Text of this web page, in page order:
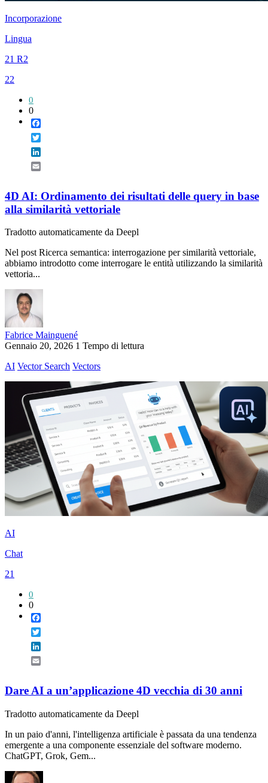
Incorporazione
Lingua
21 R2
22
0
0
4D AI: Ordinamento dei risultati delle query in base
alla similarità vettoriale
Tradotto automaticamente da Deepl
Nel post Ricerca semantica: interrogazione per similarità vettoriale,
abbiamo introdotto come interrogare le entità utilizzando la similarità
vettoria...
Fabrice Mainguené
Gennaio 20, 2026 1 Tempo di lettura
AI Vector Search Vectors
AI
Chat
21
0
0
Dare AI a un’applicazione 4D vecchia di 30 anni
Tradotto automaticamente da Deepl
In un paio d'anni, l'intelligenza artificiale è passata da una tendenza
emergente a una componente essenziale del software moderno.
ChatGPT, Grok, Gem...